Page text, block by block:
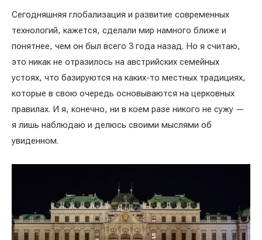
Сегодняшняя глобализация и развитие современных
технологий, кажется, сделали мир намного ближе и
понятнее, чем он был всего 3 года назад. Но я считаю,
это никак не отразилось на австрийских семейных
устоях, что базируются на каких-то местных традициях,
которые в свою очередь основываются на церковных
правилах. И я, конечно, ни в коем разе никого не сужу —
я лишь наблюдаю и делюсь своими мыслями об
увиденном.